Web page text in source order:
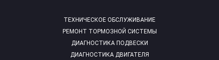
ТЕХНИЧЕСКОЕ ОБСЛУЖИВАНИЕ
РЕМОНТ ТОРМОЗНОЙ СИСТЕМЫ
ДИАГНОСТИКА ПОДВЕСКИ
ДИАГНОСТИКА ДВИГАТЕЛЯ